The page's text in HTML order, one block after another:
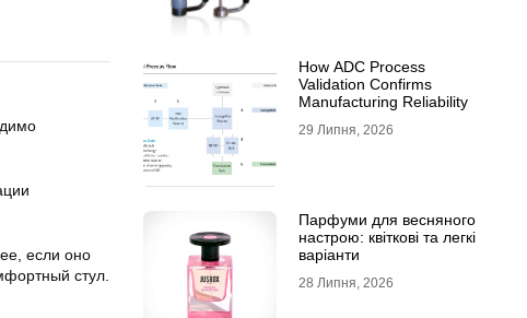
если оно
стул.
How ADC Process
Validation Confirms
Manufacturing Reliability
29 Липня, 2026
Парфуми для весняного
настрою: квіткові та легкі
варіанти
28 Липня, 2026